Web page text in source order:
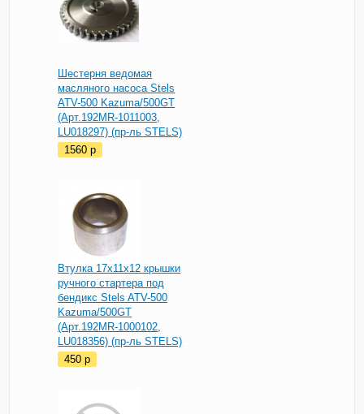
Шестерня ведомая
масляного насоса Stels
ATV-500 Kazuma/500GT
(Арт.192MR-1011003,
LU018297) (пр-ль STELS)
1560p
Втулка 17х11х12 крышки
ручного стартера под
бендикс Stels ATV-500
Kazuma/500GT
(Арт.192MR-1000102,
LU018356) (пр-ль STELS)
450p